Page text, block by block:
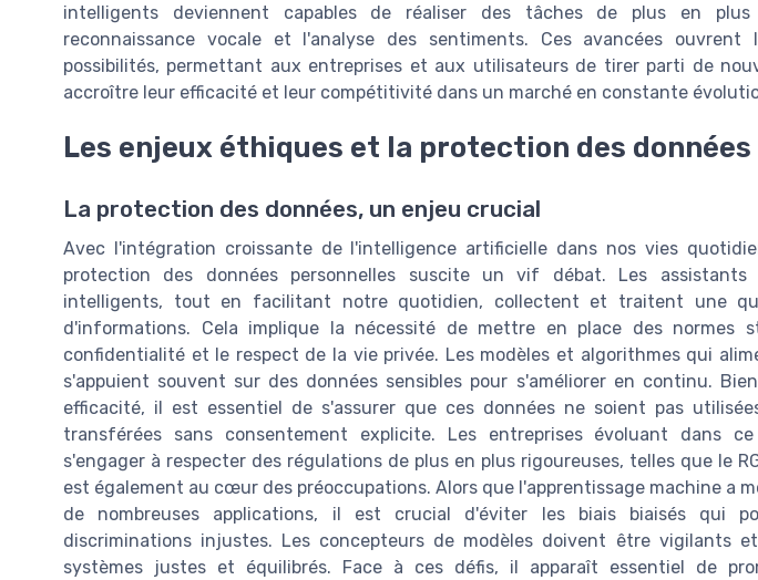
intelligents deviennent capables de réaliser des tâches de plus en plus
reconnaissance vocale et l'analyse des sentiments. Ces avancées
possibilités, permettant aux entreprises et aux utilisateurs de tirer parti de
accroître leur efficacité et leur compétitivité dans un marché en constante
Les enjeux éthiques et la protection des données
La protection des données, un enjeu crucial
Avec l'intégration croissante de l'intelligence artificielle dans nos vies
protection des données personnelles suscite un vif débat. Les assistants
intelligents, tout en facilitant notre quotidien, collectent et traitent une
d'informations. Cela implique la nécessité de mettre en place des normes
confidentialité et le respect de la vie privée. Les modèles et algorithmes qui
s'appuient souvent sur des données sensibles pour s'améliorer en continu.
efficacité, il est essentiel de s'assurer que ces données ne soient pas
transférées sans consentement explicite. Les entreprises évoluant dans
s'engager à respecter des régulations de plus en plus rigoureuses, telles que le
est également au cœur des préoccupations. Alors que l'apprentissage machine a
de nombreuses applications, il est crucial d'éviter les biais biaisés qui
discriminations injustes. Les concepteurs de modèles doivent être vigilants
systèmes justes et équilibrés. Face à ces défis, il apparaît essentiel de